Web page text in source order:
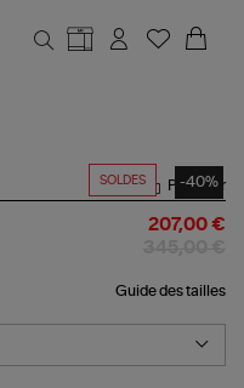
SOLDES -40%
Partager
207,00 €
Guide des tailles